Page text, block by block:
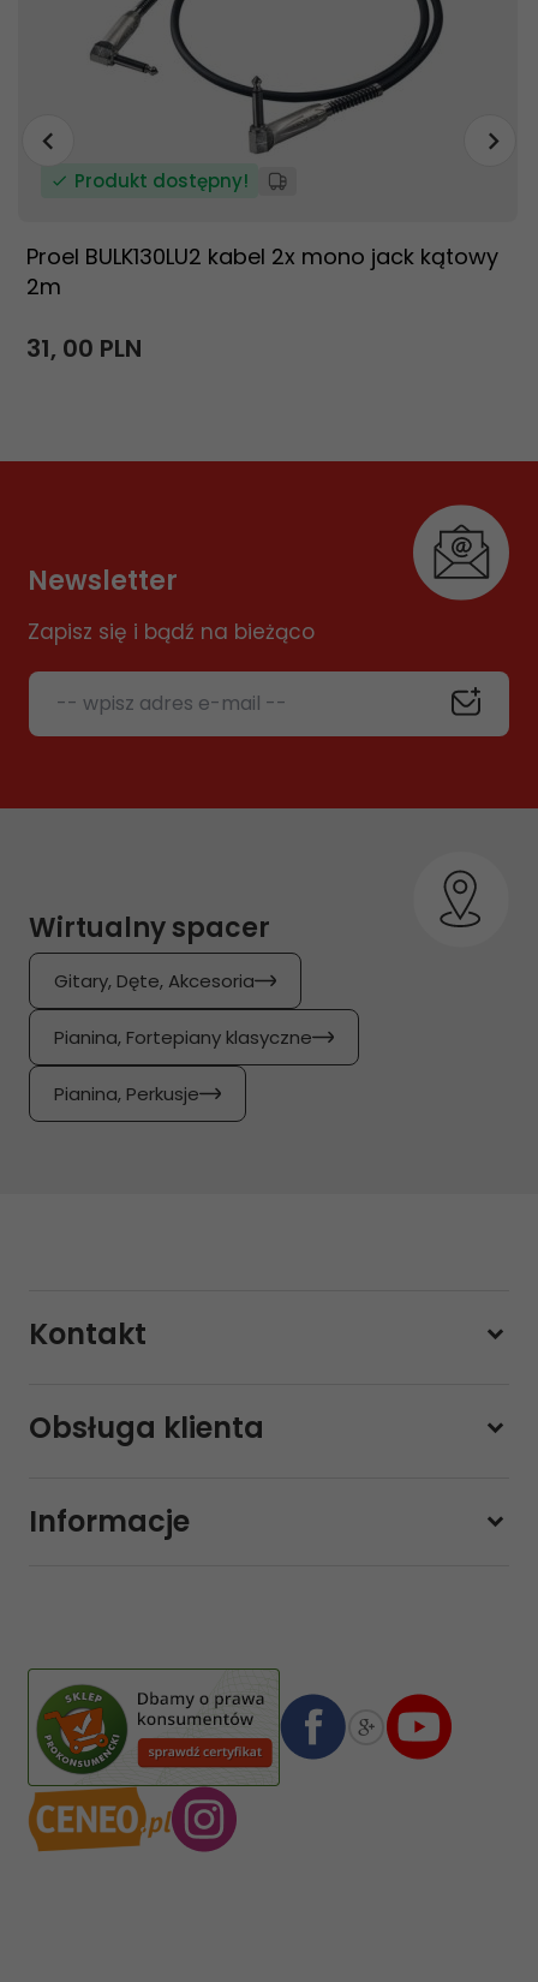
Produkt dostępny!
Proel BULK130LU2 kabel 2x mono jack kątowy
2m
31, 00 PLN
Newsletter
Zapisz się i bądź na bieżąco
-- wpisz adres e-mail --
Wirtualny spacer
Gitary, Dęte, Akcesoria
Pianina, Fortepiany klasyczne
Pianina, Perkusje
Kontakt
228800000
sklep@sklep-muzyczny.com.pl
08 1140 2004 0000 3102 4903 0792
Obsługa klienta
Informacje